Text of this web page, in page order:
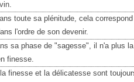
toute sa plénitude, cela
l'ordre de son devenir.
sa phase de "sagesse", il n'a plus
finesse.
la finesse et la délicatesse sont